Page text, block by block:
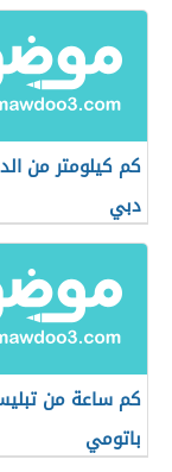
كم كيلومتر من
دبي
كم ساعة من
باتومي